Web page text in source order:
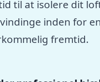
til at isolere dit
inden for
fremtid.